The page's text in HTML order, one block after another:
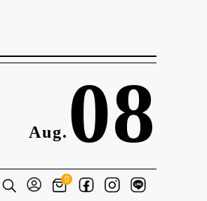
Aug. 08
0